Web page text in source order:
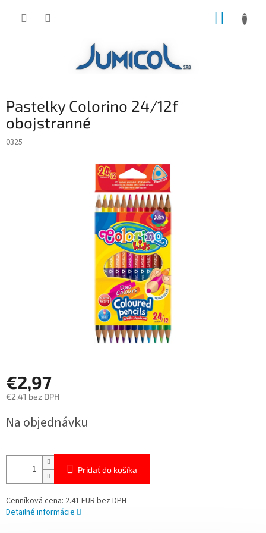
Pastelky Colorino 24/12f
obojstranné
0325
€2,97
€2,41 bez DPH
cena:
Na objednávku
Pridať do košíka
Cenníková cena: 2.41 EUR bez DPH
Detailné informácie